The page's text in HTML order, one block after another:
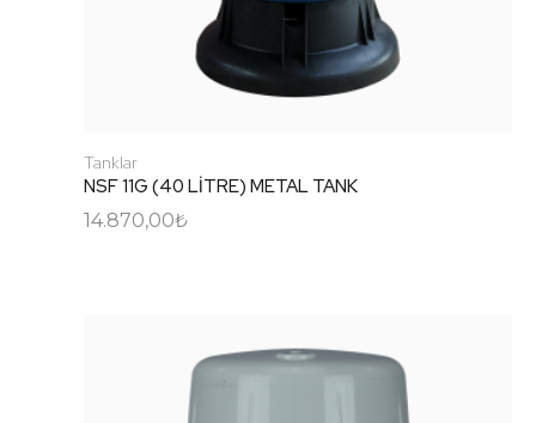
Tanklar
NSF 11G (40 LİTRE) METAL TANK
14.870,00₺